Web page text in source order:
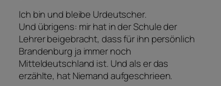
Ich bin und bleibe Urdeutscher.
Und übrigens: mir hat in der Schule der
Lehrer beigebracht, dass für ihn persönlich
Brandenburg ja immer noch
Mitteldeutschland ist. Und als er das
erzählte, hat Niemand aufgeschrieen.